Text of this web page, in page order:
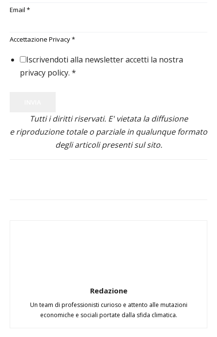
Email *
Accettazione Privacy*
Iscrivendoti alla newsletter accetti la nostra
privacy policy. *
Tutti i diritti riservati. E' vietata la diffusione
e riproduzione totale o parziale in qualunque formato
degli articoli presenti sul sito.
Redazione
Un team di professionisti curioso e attento alle mutazioni
economiche e sociali portate dalla sfida climatica.